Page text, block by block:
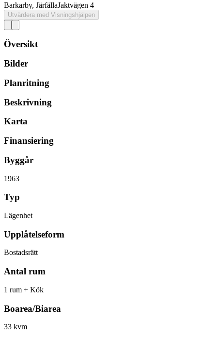
Barkarby, JärfällaJaktvägen 4
Utvärdera med Visningshjälpen
Översikt
Bilder
Planritning
Beskrivning
Karta
Finansiering
Byggår
1963
Typ
Lägenhet
Upplåtelseform
Bostadsrätt
Antal rum
1 rum + Kök
Boarea/Biarea
33 kvm